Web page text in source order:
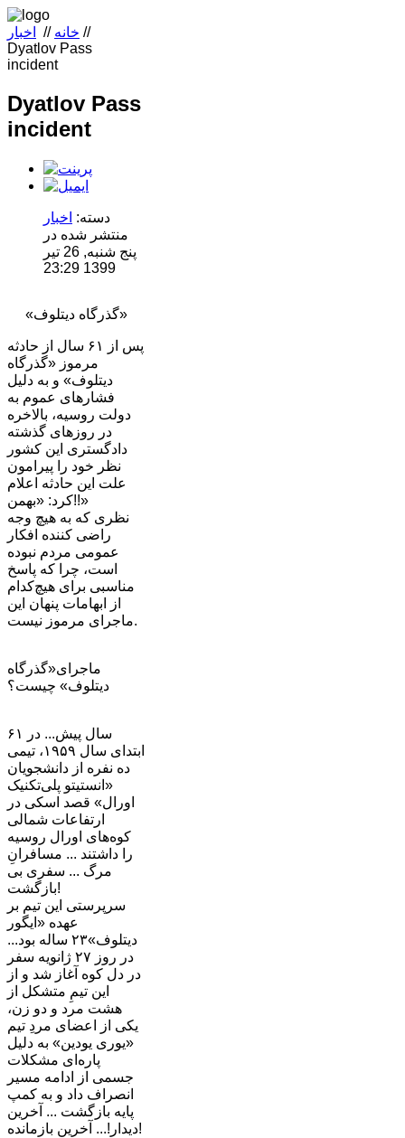
خانه // اخبار
//
Dyatlov Pass
incident
Dyatlov Pass
incident
دسته: اخبار
منتشر شده در
پنج شنبه, 26 تیر
1399 23:29
«گذرگاه دیتلوف»
پس از ۶۱ سال از حادثه
مرموز «گذرگاه
دیتلوف» و به دلیل
فشارهای عموم به
دولت روسیه، بالاخره
در روزهای گذشته
دادگستری این کشور
نظر خود را پیرامون
علت این حادثه اعلام
کرد: «بهمن!!»
نظری که به هیچ وجه
راضی کننده افکار
عمومی مردم نبوده
است، چرا که پاسخ
مناسبی برای هیچ‌کدام
از ابهامات پنهان این
ماجرای مرموز نیست.
ماجرای«گذرگاه
دیتلوف» چیست؟
۶۱ سال پیش... در
ابتدای سال ۱۹۵۹، تیمی
ده نفره از دانشجویان
«انستیتو پلی‌تکنیک
اورال» قصد اسکی در
ارتفاعات شمالی
کوه‌های اورال روسیه
را داشتند ... مسافرانِ
مرگ ... سفری بی
بازگشت!
سرپرستی این تیم بر
عهده «ایگور
دیتلوف»۲۳ ساله بود...
در روز ۲۷ ژانویه سفر
در دل کوه آغاز شد و از
این تیمِ متشکل از
هشت مرد و دو زن،
یکی از اعضای مردِ تیم
«یوری یودین» به دلیل
پاره‌ای مشکلات
جسمی از ادامه مسیر
انصراف داد و به کمپ
پایه بازگشت ... آخرین
دیدار!... آخرین بازمانده!